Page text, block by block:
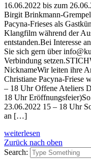
16.06.2022 bis zum
Birgit Brinkmann-
Pacyna-Frieses als
Klangfilm während der
entstanden.Bei Interesse
Sie sich gern über
Verbindung
NicknameWir leiten ihre
Christiane Pacyna-Friese
– 18 Uhr Offene Ateliers
18 Uhr
23.06.2022 15 – 18 Uhr
an […]
weiterlesen
Zurück nach oben
Search: